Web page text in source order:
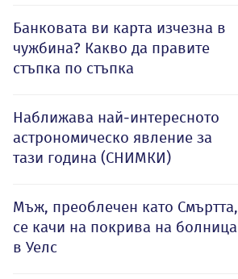
Банковата ви карта изчезна в
чужбина? Какво да правите
стъпка по стъпка
Наближава най-интересното
астрономическо явление за
тази година (СНИМКИ)
Мъж, преоблечен като Смъртта,
се качи на покрива на болница
в Уелс